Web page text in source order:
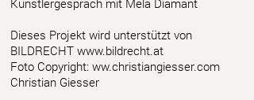
Künstlergespräch mit Mela Diamant
Dieses Projekt wird unterstützt von
BILDRECHT www.bildrecht.at
Foto Copyright: ww.christiangiesser.com
Christian Giesser